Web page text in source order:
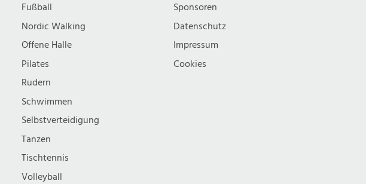
Fußball
Nordic Walking
Offene Halle
Pilates
Rudern
Schwimmen
Selbstverteidigung
Tanzen
Tischtennis
Volleyball
Sponsoren
Datenschutz
Impressum
Cookies